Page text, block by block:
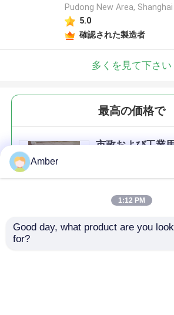
ール
Pudong New Area, Shanghai
5.0
確認された製造者
多くを見て下さい
最高の価格で
市政および工業
続行
Amber
1:12 PM
Good day, what product are you
for?